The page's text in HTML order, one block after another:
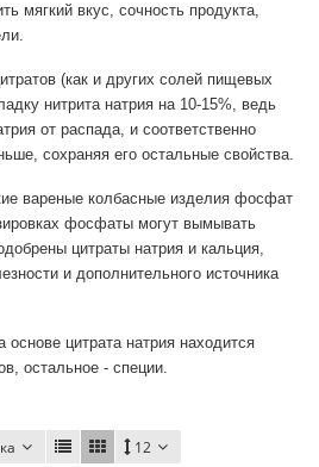
мягкий вкус, сочность продукта,
(как и других солей пищевых
нитрита натрия на 10-15%, ведь
от распада, и соответственно
сохраняя его остальные свойства.
вареные колбасные изделия фосфат
фосфаты могут вымывать
цитраты натрия и кальция,
и дополнительного источника
цитрата натрия находится
остальное - специи.
12